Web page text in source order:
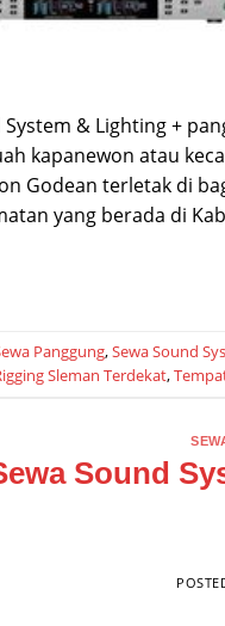
& Lighting +
kapanewon atau
Godean terletak di
yang berada di
Panggung,Sewa Sound
Sleman Terdekat,
Sound